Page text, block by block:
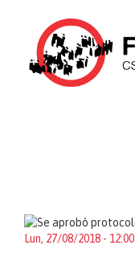
contenido
principal
Lun, 27/08/2018 - 12:00